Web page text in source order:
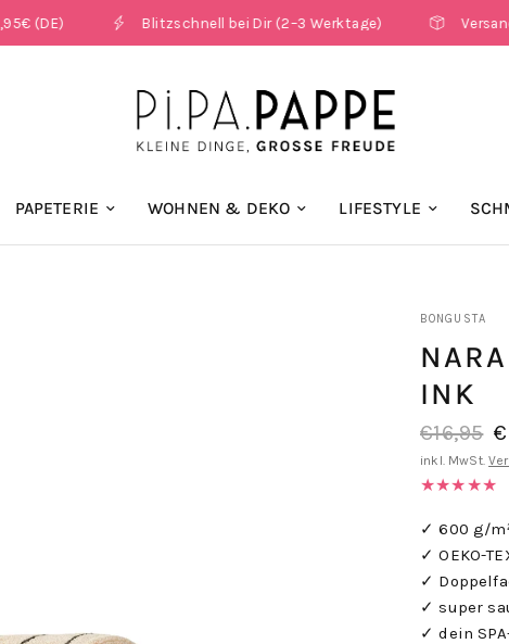
Blitzschnell bei Dir (2–3 Werktage)
PAPETERIE WOHNEN & DEKO LIFESTYLE
BONGUSTA
INK
€16,95
inkl. MwSt.
✓600 g/
✓OEKO-
✓
✓ super
✓ dein